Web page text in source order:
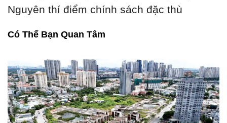
Nguyên thí điểm chính sách đặc thù
Có Thể Bạn Quan Tâm